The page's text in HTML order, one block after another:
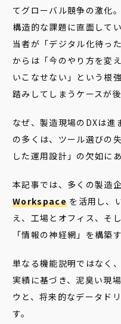
てグローバル競争の激化
構造的な課題に直面して
当者が「デジタル化待っ
からは「今のやり方を変
いこなせない」という根
踏みしてしまうケースが
なぜ、製造現場のDXは進
の多くは、ツール選びの
した運用設計」の欠如にあ
本記事では、多くの製造
Workspaceを活用し、
え、工場とオフィス、そ
「情報の神経網」を構築
単なる機能説明ではなく
実績に基づき、泥臭い現
ウと、将来的なデータド
す。